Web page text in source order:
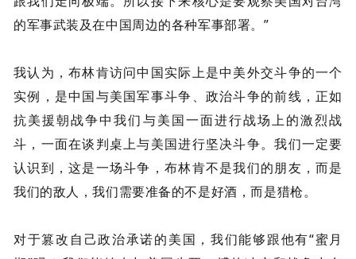
的军事武装及在中国周边的各种军事部署。”
我认为，布林肯访问中国实际上是中美外交斗争的一个
实例，是中国与美国军事斗争、政治斗争的前线，正如
抗美援朝战争中我们与美国一面进行战场上的激烈战
斗，一面在谈判桌上与美国进行坚决斗争。我们一定要
认识到，这是一场斗争，布林肯不是我们的朋友，而是
我们的敌人，我们需要准备的不是好酒，而是猎枪。
对于篡改自己政治承诺的美国，我们能够跟他有“蜜月